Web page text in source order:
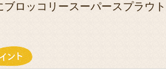
ブロッコリースーパースプラウ